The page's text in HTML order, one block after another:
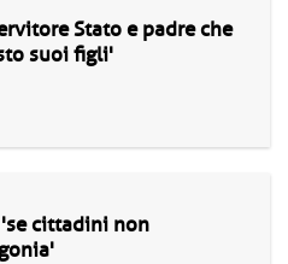
Stato e padre che
suoi figli'
cittadini non